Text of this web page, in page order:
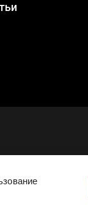
создание сайтов